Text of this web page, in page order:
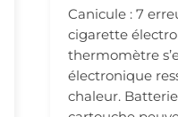
Canicule : 7
cigarette
thermomètre
électronique
chaleur.